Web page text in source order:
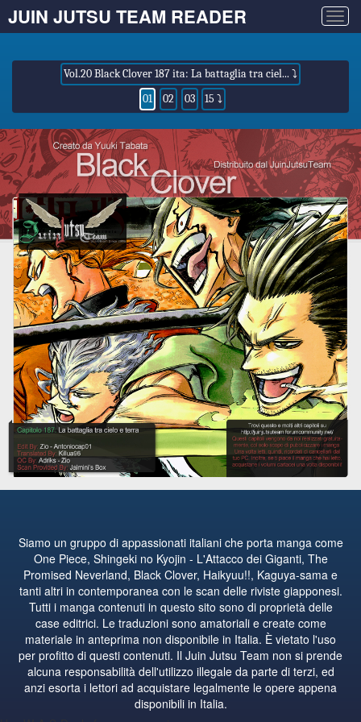
JUIN JUTSU TEAM READER
Vol.20 Black Clover 187 ita: La battaglia tra ciel... ⤵
01
02 03 15 ⤵
Siamo un gruppo di appassionati italiani che porta manga come
One Piece, Shingeki no Kyojin - L'Attacco dei Giganti, The
Promised Neverland, Black Clover, Haikyuu!!, Kaguya-sama e
tanti altri in contemporanea con le scan delle riviste giapponesi.
Tutti i manga contenuti in questo sito sono di proprietà delle
case editrici. Le traduzioni sono amatoriali e create come
materiale in anteprima non disponibile in Italia. È vietato l'uso
per profitto di questi contenuti. Il Juin Jutsu Team non si prende
alcuna responsabilità dell'utilizzo illegale da parte di terzi, ed
anzi esorta i lettori ad acquistare legalmente le opere appena
disponibili in Italia.